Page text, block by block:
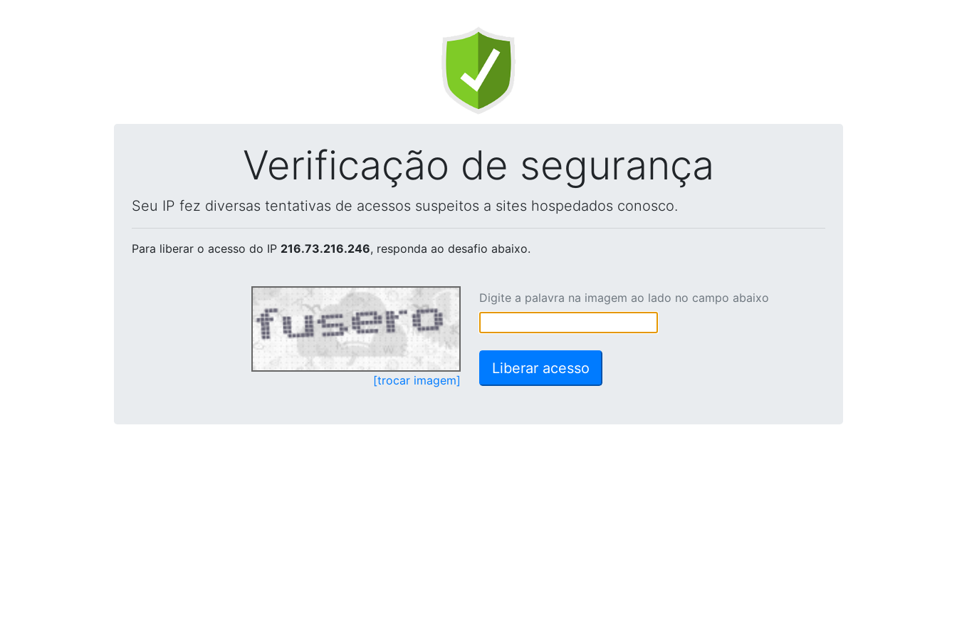
Verificação de segurança
Seu IP fez diversas tentativas de acessos suspeitos a sites hospedados conosco.
Para liberar o acesso do IP 216.73.216.246, responda ao desafio abaixo.
[trocar imagem]
Digite a palavra na imagem ao lado no campo abaixo